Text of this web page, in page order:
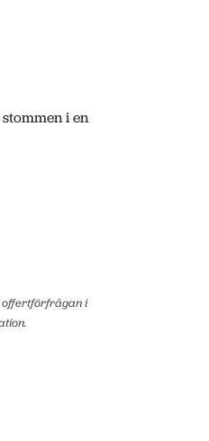
i en
offertförfrågan i